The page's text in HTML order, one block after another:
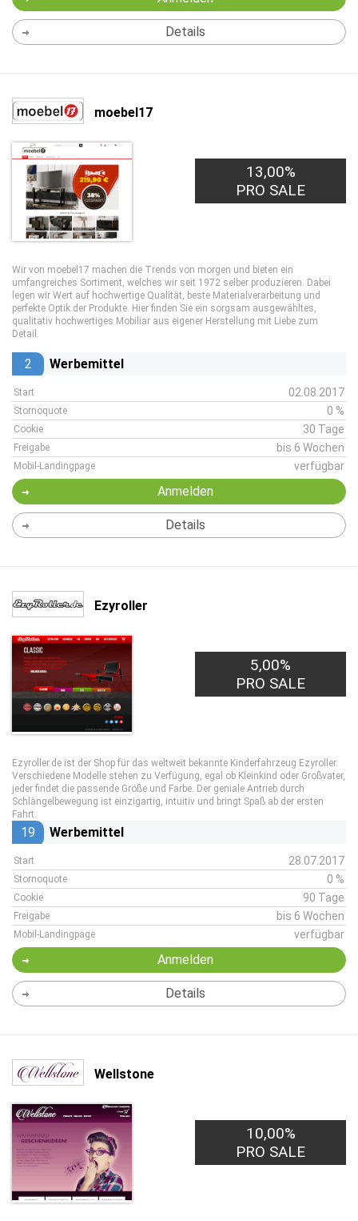
Details
moebel17
13,00%
PRO SALE
Wir von moebel17 machen die Trends von morgen und bieten ein
umfangreiches Sortiment, welches wir seit 1972 selber produzieren. Dabei
legen wir Wert auf hochwertige Qualität, beste Materialverarbeitung und
perfekte Optik der Produkte. Hier finden Sie ein sorgsam ausgewähltes,
qualitativ hochwertiges Mobiliar aus eigener Herstellung mit Liebe zum
Detail.
2 Werbemittel
Start 02.08.2017
Stornoquote 0 %
Cookie 30 Tage
Freigabe bis 6 Wochen
Mobil-Landingpage verfügbar
Anmelden
Details
Ezyroller
5,00%
PRO SALE
Ezyroller.de ist der Shop für das weltweit bekannte Kinderfahrzeug Ezyroller.
Verschiedene Modelle stehen zu Verfügung, egal ob Kleinkind oder Großvater,
jeder findet die passende Größe und Farbe. Der geniale Antrieb durch
Schlängelbewegung ist einzigartig, intuitiv und bringt Spaß ab der ersten
Fahrt.
19 Werbemittel
Start 28.07.2017
Stornoquote 0 %
Cookie 90 Tage
Freigabe bis 6 Wochen
Mobil-Landingpage verfügbar
Anmelden
Details
Wellstone
10,00%
PRO SALE